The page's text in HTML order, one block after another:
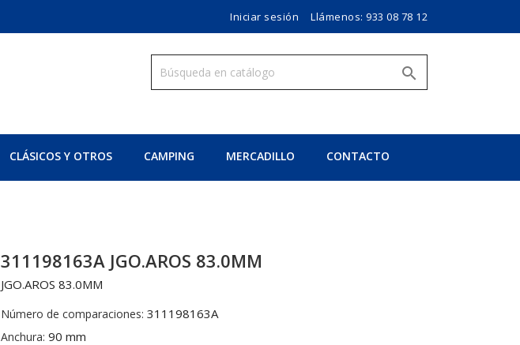
Iniciar sesión Llámenos: 933 08 78 12

CLÁSICOS Y OTROS CAMPING MERCADILLO CONTACTO
311198163A JGO.AROS 83.0MM
JGO.AROS 83.0MM
Número de comparaciones: 311198163A
Anchura: 90 mm